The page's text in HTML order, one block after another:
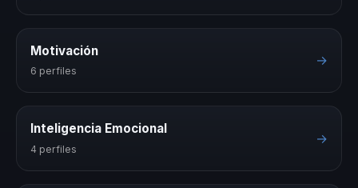
Motivación
6 perfiles
→
Inteligencia Emocional
4 perfiles
→